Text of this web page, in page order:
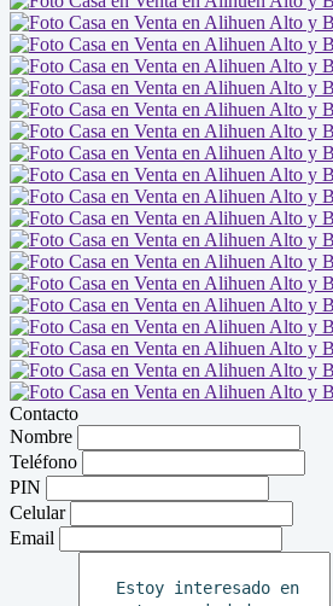
Contacto
Nombre
Teléfono
PIN
Celular
Email